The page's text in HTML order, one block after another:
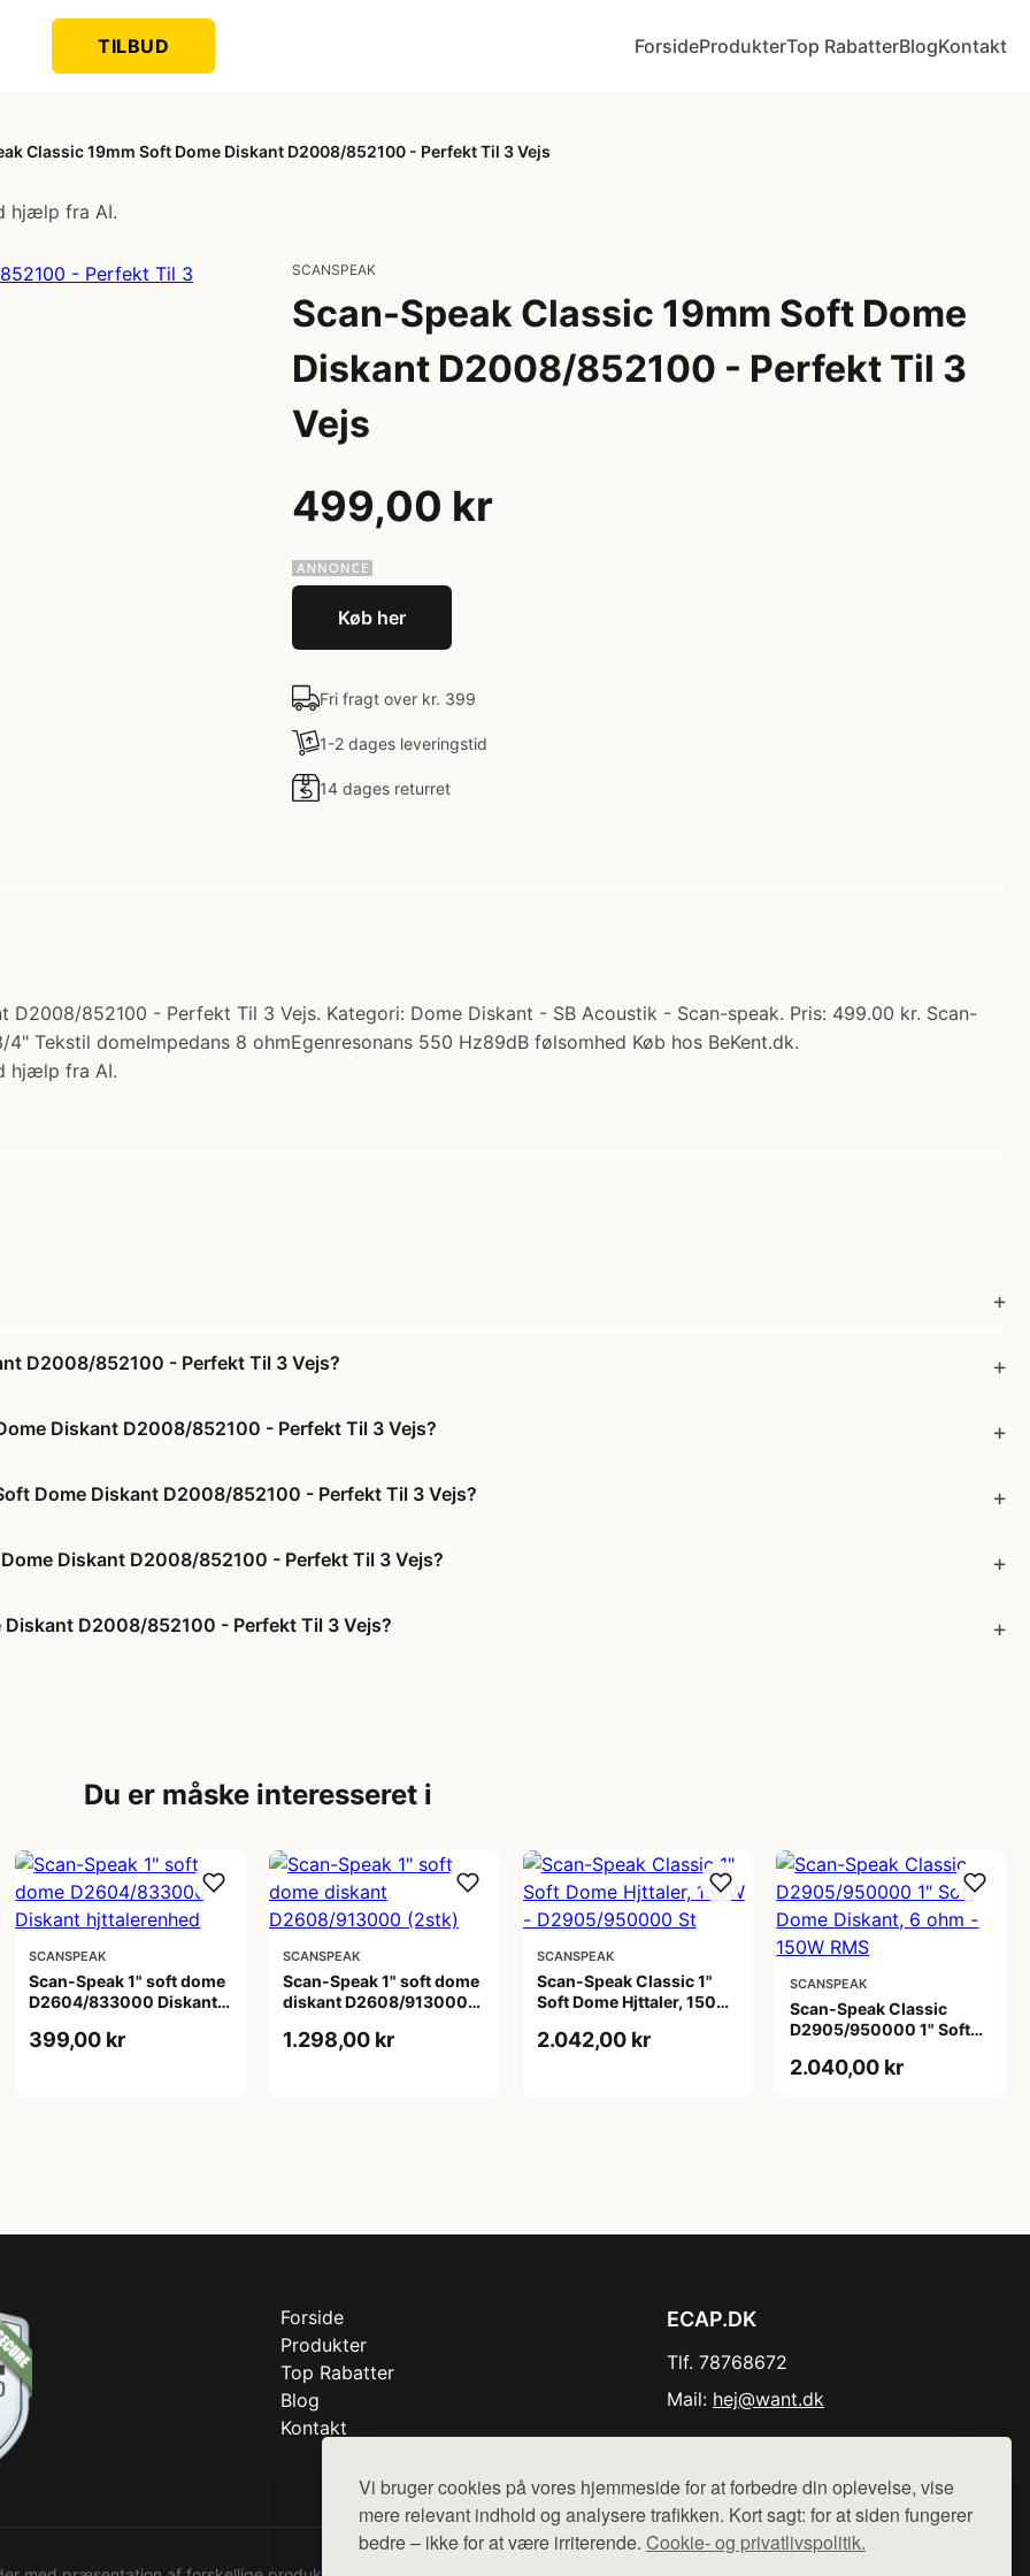
Vi bruger cookies på vores hjemmeside for at forbedre din oplevelse, vise
mere relevant indhold og analysere trafikken. Kort sagt: for at siden fungerer
bedre – ikke for at være irriterende. Cookie- og privatlivspolitik.
TILBUD ForsideProdukterTop RabatterBlogKontakt
Classic 19mm Soft Dome Diskant D2008/852100 - Perfekt Til 3 Vejs
hjælp fra AI.
SCANSPEAK
Scan-Speak Classic 19mm Soft Dome
Diskant D2008/852100 - Perfekt Til 3
Vejs
499,00 kr
Køb her
Fri fragt over kr. 399
1-2 dages leveringstid
14 dages returret
D2008/852100 - Perfekt Til 3 Vejs. Kategori: Dome Diskant - SB Acoustik - Scan-speak. Pris: 499.00 kr. Scan-
Tekstil domeImpedans 8 ohmEgenresonans 550 Hz89dB følsomhed Køb hos BeKent.dk.
hjælp fra AI.
D2008/852100 - Perfekt Til 3 Vejs?
Diskant D2008/852100 - Perfekt Til 3 Vejs?
Dome Diskant D2008/852100 - Perfekt Til 3 Vejs?
Diskant D2008/852100 - Perfekt Til 3 Vejs?
Diskant D2008/852100 - Perfekt Til 3 Vejs?
Du er måske interesseret i
SCANSPEAK
Scan-Speak 1" soft dome
D2604/833000 Diskant
399,00 kr
SCANSPEAK
Scan-Speak 1" soft dome
diskant D2608/913000
1.298,00 kr
SCANSPEAK
Scan-Speak Classic 1"
Soft Dome Hjttaler, 150W
2.042,00 kr
SCANSPEAK
Scan-Speak Classic
D2905/950000 1" Soft
150W RMS
2.040,00 kr
Forside
Produkter
Top Rabatter
Blog
Kontakt
ECAP.DK
Tlf. 78768672
Mail: hej@want.dk